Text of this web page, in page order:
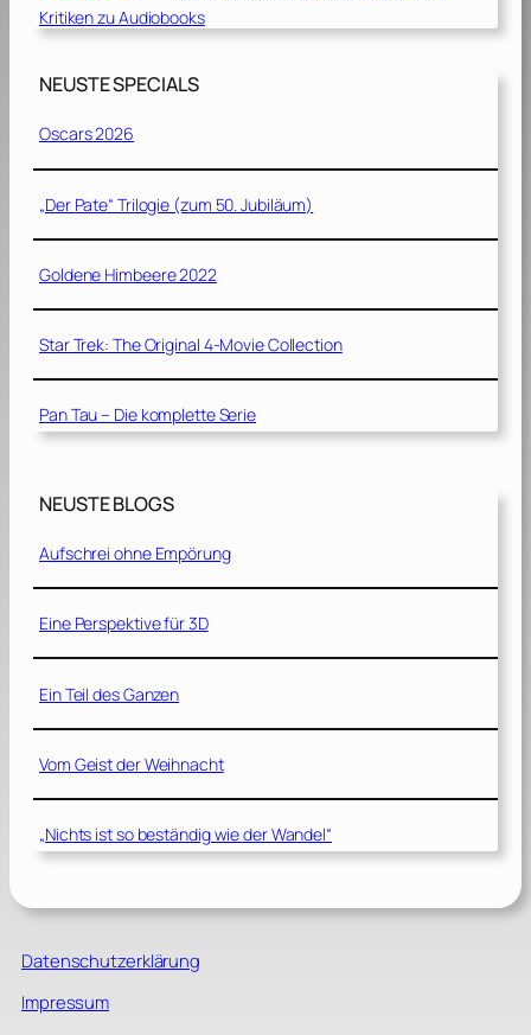
Kritiken zu Audiobooks
NEUSTE SPECIALS
Oscars 2026
„Der Pate“ Trilogie (zum 50. Jubiläum)
Goldene Himbeere 2022
Star Trek: The Original 4-Movie Collection
Pan Tau – Die komplette Serie
NEUSTE BLOGS
Aufschrei ohne Empörung
Eine Perspektive für 3D
Ein Teil des Ganzen
Vom Geist der Weihnacht
„Nichts ist so beständig wie der Wandel“
Datenschutzerklärung
Impressum